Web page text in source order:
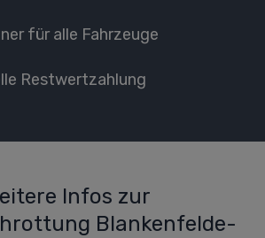
für alle Fahrzeuge
Restwertzahlung
Infos zur
Blankenfelde-